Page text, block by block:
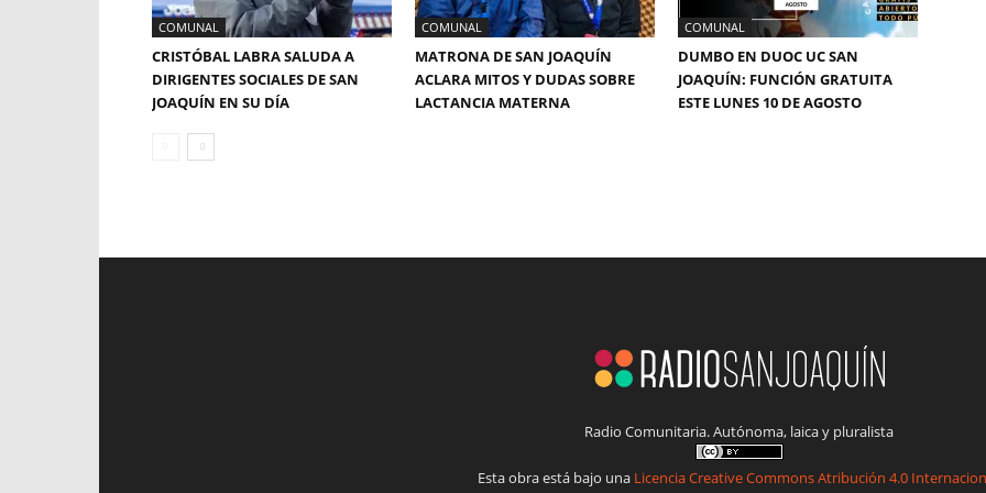
COMUNAL
CRISTÓBAL LABRA SALUDA A
DIRIGENTES SOCIALES DE SAN
JOAQUÍN EN SU DÍA
COMUNAL
MATRONA DE SAN JOAQUÍN
ACLARA MITOS Y DUDAS SOBRE
LACTANCIA MATERNA
COMUNAL
DUMBO EN DUOC UC SAN
JOAQUÍN: FUNCIÓN GRATUITA
ESTE LUNES 10 DE AGOSTO
Radio Comunitaria. Autónoma, laica y pluralista
Esta obra está bajo una Licencia Creative Commons Atribución 4.0